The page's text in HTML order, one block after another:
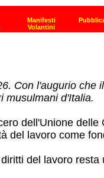
Con l'augurio che
musulmani d'Italia.
dell'Unione delle
del lavoro come
del lavoro resta